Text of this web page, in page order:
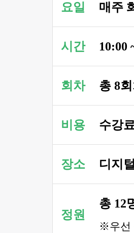
요일 매주
시간 10:00
회차 총 8
비용 수강
장소 디지
정원
총 12
※우선